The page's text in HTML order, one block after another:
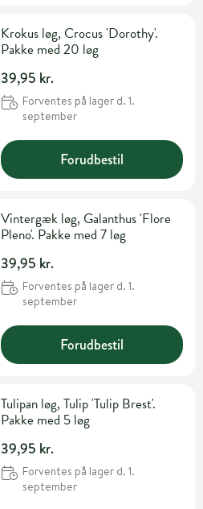
Krokus løg, Crocus 'Dorothy'.
Pakke med 20 løg
39,95 kr.
Forventes på lager d. 1.
september
Forudbestil
Vintergæk løg, Galanthus 'Flore
Pleno'. Pakke med 7 løg
39,95 kr.
Forventes på lager d. 1.
september
Forudbestil
Tulipan løg, Tulip 'Tulip Brest'.
Pakke med 5 løg
39,95 kr.
Forventes på lager d. 1.
september